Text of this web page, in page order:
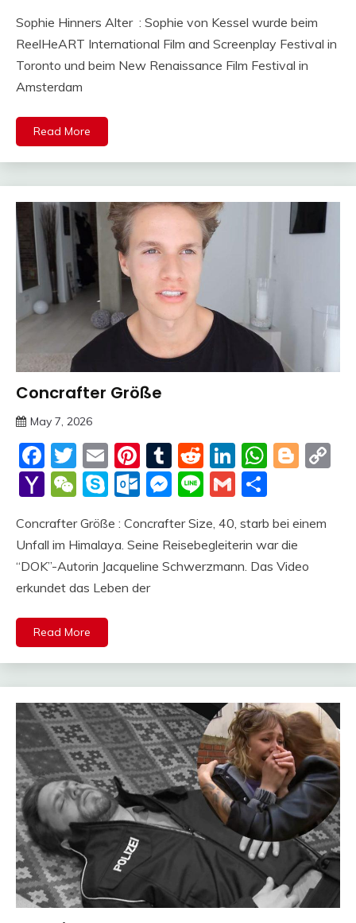
Sophie Hinners Alter : Sophie von Kessel wurde beim
ReelHeART International Film and Screenplay Festival in
Toronto und beim New Renaissance Film Festival in
Amsterdam
Read More
Trends
Concrafter Größe
May 7, 2026
Facebook
Twitter
EmailPinterest
Tumblr
Reddit
LinkedIn
Yahoo
WeChat
SkypeOutlook.com
Messenger
LineGmail
Concrafter Größe : Concrafter Size, 40, starb bei einem
Unfall im Himalaya. Seine Reisebegleiterin war die
“DOK”-Autorin Jacqueline Schwerzmann. Das Video
erkundet das Leben der
Read More